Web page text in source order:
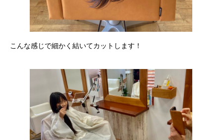
こんな感じで細かく結いてカットします！